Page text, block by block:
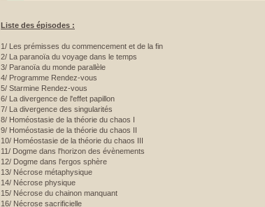
Liste des épisodes :
1/ Les prémisses du commencement et de la fin
2/ La paranoïa du voyage dans le temps
3/ Paranoïa du monde parallèle
4/ Programme Rendez-vous
5/ Starmine Rendez-vous
6/ La divergence de l'effet papillon
7/ La divergence des singularités
8/ Homéostasie de la théorie du chaos I
9/ Homéostasie de la théorie du chaos II
10/ Homéostasie de la théorie du chaos III
11/ Dogme dans l'horizon des évènements
12/ Dogme dans l'ergos sphère
13/ Nécrose métaphysique
14/ Nécrose physique
15/ Nécrose du chainon manquant
16/ Nécrose sacrificielle